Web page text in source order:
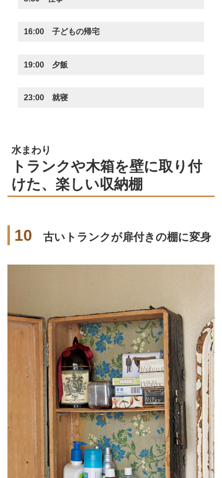
16:00 子どもの帰宅
19:00 夕飯
23:00 就寝
水まわり
トランクや木箱を壁に取り付
けた、楽しい収納棚
10 古いトランクが扉付きの棚に変身